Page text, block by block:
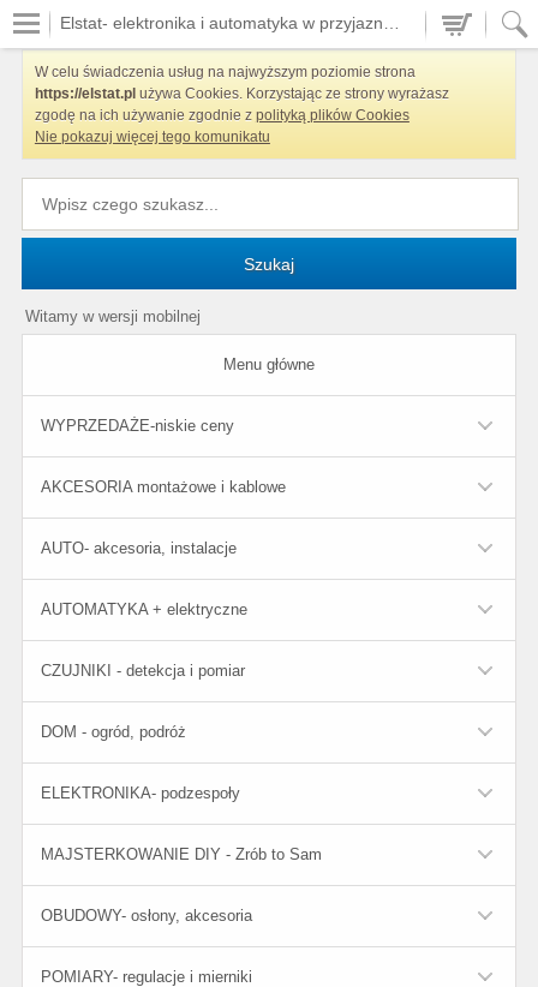
W celu świadczenia usług na najwyższym poziomie strona
https://elstat.pl używa Cookies. Korzystając ze strony wyrażasz
zgodę na ich używanie zgodnie z polityką plików Cookies
Nie pokazuj więcej tego komunikatu
Szukaj
Witamy w wersji mobilnej
Menu główne
WYPRZEDAŻE-niskie ceny
AKCESORIA montażowe i kablowe
AUTO- akcesoria, instalacje
AUTOMATYKA + elektryczne
CZUJNIKI - detekcja i pomiar
DOM - ogród, podróż
ELEKTRONIKA- podzespoły
MAJSTERKOWANIE DIY - Zrób to Sam
OBUDOWY- osłony, akcesoria
POMIARY- regulacje i mierniki